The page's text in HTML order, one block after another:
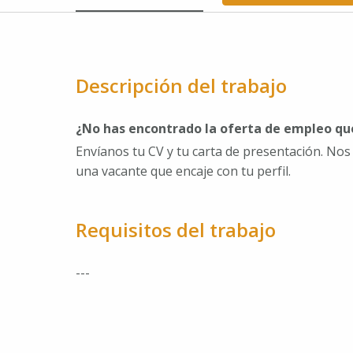
Descripción del trabajo
¿No has encontrado la oferta de empleo
Envíanos tu CV y tu carta de presentación.
una vacante que encaje con tu perfil.
Requisitos del trabajo
---